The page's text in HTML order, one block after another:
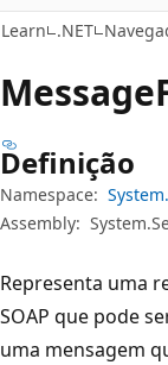
Learn .NET
Message
Definição
Namespace:
Assembly:
Representa uma
SOAP que pode
uma mensagem